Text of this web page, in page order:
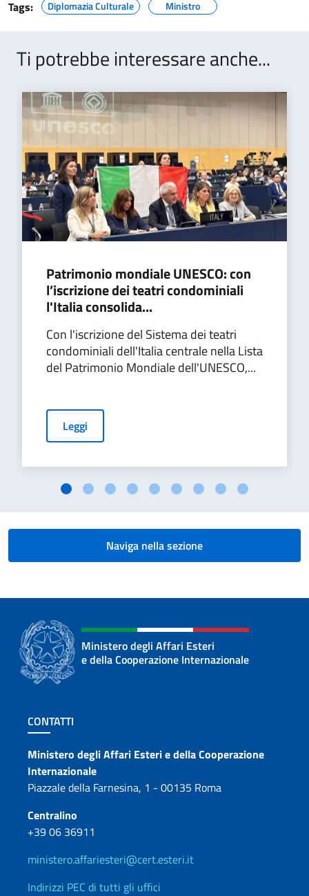
Tags: Diplomazia Culturale Ministro
Ti potrebbe interessare anche...
Patrimonio mondiale UNESCO: con
l’iscrizione dei teatri condominiali
l'Italia consolida...
Con l'iscrizione del Sistema dei teatri
condominiali dell'Italia centrale nella Lista
del Patrimonio Mondiale dell'UNESCO,...
Leggi
Naviga nella sezione
Ministero degli Affari Esteri
e della Cooperazione Internazionale
Sezione footer
CONTATTI
Contatti
Ministero degli Affari Esteri e della Cooperazione
Internazionale
Piazzale della Farnesina, 1 - 00135 Roma
Centralino
+39 06 36911
ministero.affariesteri@cert.esteri.it
Indirizzi PEC di tutti gli uffici